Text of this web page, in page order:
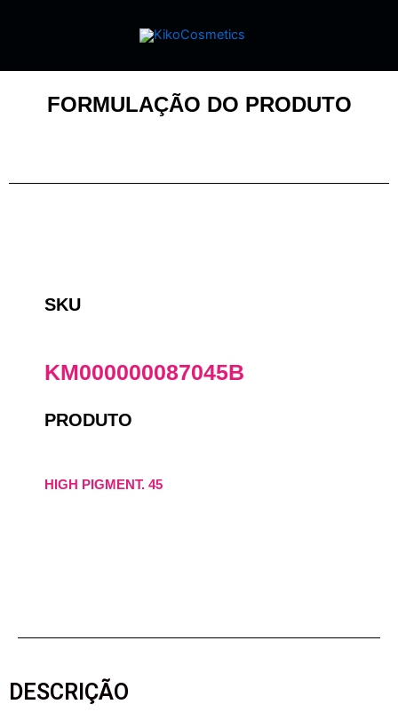
FORMULAÇÃO DO PRODUTO
SKU
KM000000087045B
PRODUTO
HIGH PIGMENT. 45
DESCRIÇÃO